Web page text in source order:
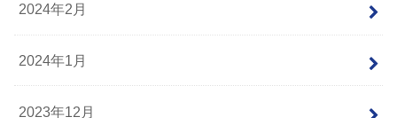
2024年2月
2024年1月
2023年12月